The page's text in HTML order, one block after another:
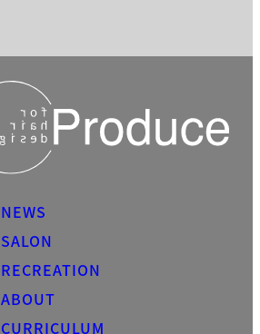
NEWS
SALON
RECREATION
ABOUT
CURRICULUM